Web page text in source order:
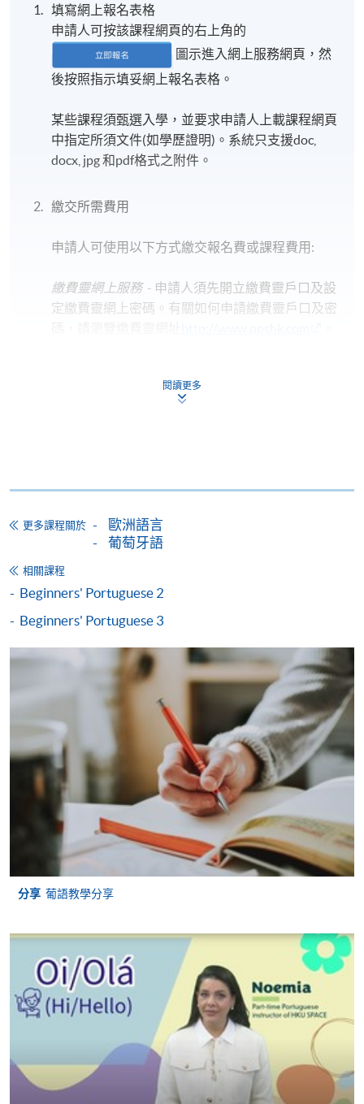
填寫網上報名表格
申請人可按該課程網頁的右上角的
圖示進入網上服務網頁，然
後按照指示填妥網上報名表格。
某些課程須甄選入學，並要求申請人上載課程網頁
中指定所須文件(如學歷證明)。系統只支援doc,
docx, jpg 和pdf格式之附件。
繳交所需費用
申請人可使用以下方式繳交報名費或課程費用:
繳費靈網上服務- 申請人須先開立繳費靈戶口及設
定繳費靈網上密碼。有關如何申請繳費靈戶口及密
Mastercard（包括「香港大學專業進修學院
學中心作付款安排。
如欲了解如何於網上報讀新課程及繳費，請瀏覽網上
申請/報讀指南 :
-短期課程
個別學歷頒授課程
報讀同一學歷頒授課程內其他單元
個別課程為須報讀同一學歷頒授課程及其他單元或繳
交下期學費的學員，提供網上服務，如學員就讀的課
程設有此服務，課程負責人會通知學員有關程序。
網上支付可通過「繳費靈」(PPS) (不適用於手機)、
VISA 或 Mastercard、「微信支付」(Online WeChat
Pay) 、「支付寶」(Online Alipay) 或 「轉數快」(FPS)
繳付學費。
親身報名/郵遞
報讀新課程
凡以「先到先得」為取錄方式的課程，請填妥
SF26報名表，親往報名中心
或以郵遞方式連同學
費以及所需證明文件呈交。
閱讀更多
更多課程關於
歐洲語言
葡萄牙語
相關課程
Beginners' Portuguese 2
Beginners' Portuguese 3
分享 葡語教學分享